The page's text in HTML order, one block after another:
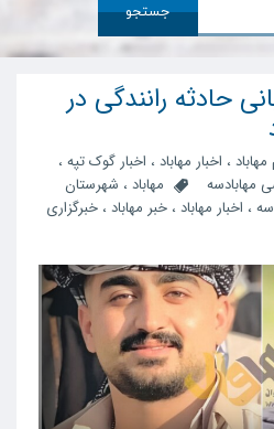
جستجو
حادثه رانندگی در
، اخبار مهاباد ، اخبار گوک تپه ،
مهابادسه مهاباد ، شهرستان
، اخبار مهاباد ، خبر مهاباد ، خبرگزاری